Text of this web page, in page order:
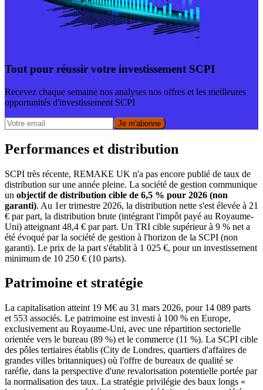
Tout pour réussir votre investissement SCPI
Recevez chaque semaine nos analyses nos offres et les meilleures
opportunités d'investissement SCPI
Je m'abonne
Performances et distribution
SCPI très récente, REMAKE UK n'a pas encore publié de taux de
distribution sur une année pleine. La société de gestion communique
un objectif de distribution cible de 6,5 % pour 2026 (non
garanti). Au 1er trimestre 2026, la distribution nette s'est élevée à 21
€ par part, la distribution brute (intégrant l'impôt payé au Royaume-
Uni) atteignant 48,4 € par part. Un TRI cible supérieur à 9 % net a
été évoqué par la société de gestion à l'horizon de la SCPI (non
garanti). Le prix de la part s'établit à 1 025 €, pour un investissement
minimum de 10 250 € (10 parts).
Patrimoine et stratégie
La capitalisation atteint 19 M€ au 31 mars 2026, pour 14 089 parts
et 553 associés. Le patrimoine est investi à 100 % en Europe,
exclusivement au Royaume-Uni, avec une répartition sectorielle
orientée vers le bureau (89 %) et le commerce (11 %). La SCPI cible
des pôles tertiaires établis (City de Londres, quartiers d'affaires de
grandes villes britanniques) où l'offre de bureaux de qualité se
raréfie, dans la perspective d'une revalorisation potentielle portée par
la normalisation des taux. La stratégie privilégie des baux longs «